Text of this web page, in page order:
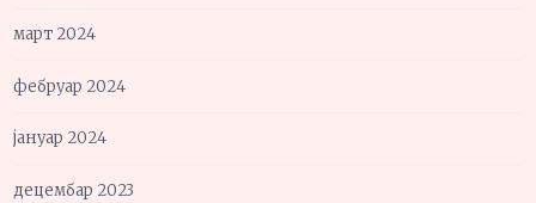
март 2024
фебруар 2024
јануар 2024
децембар 2023